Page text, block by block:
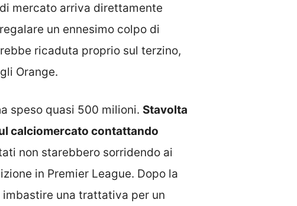
mercato arriva direttamente
un ennesimo colpo di
ricaduta proprio sul terzino,
Orange.
speso quasi 500 milioni. Stavolta
calciomercato contattando
non starebbero sorridendo ai
in Premier League. Dopo la
una trattativa per un